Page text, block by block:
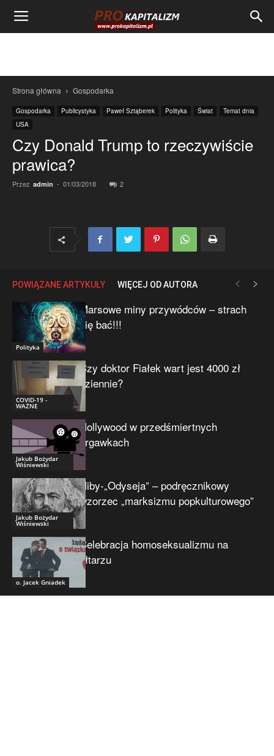
Strona główna Gospodarka
Gospodarka Publicystyka Paweł Sztąberek Polityka Świat
Temat dnia
USA
Czy Donald Trump to rzeczywiście
prawica?
Przez admin - 01/03/2018 2
POWIĄZANE ARTYKUŁY WIĘCEJ OD AUTORA
Polityka
Marsowe miny przywódców – strach
się bać!!!
COVID-19 -
WAŻNE
Czy doktor Fiałek wart jest 4000 zł
dziennie?
Jakub Bożydar
Wiśniewski
Hollywood w przedśmiertnych
drgawkach
Jakub Bożydar
Wiśniewski
Niby-„Odyseja” – podręcznikowy
wzorzec „marksizmu popkulturowego”
o. Jacek Gniadek
Celebracja homoseksualizmu na
ołtarzu